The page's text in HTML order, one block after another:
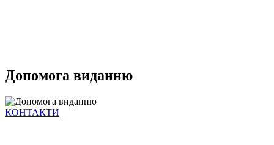
Допомога виданню
КОНТАКТИ